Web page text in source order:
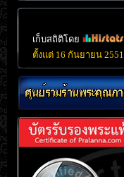
เก็บสถิติโดย
ตั้งแต่ 16 กันยายน 2551